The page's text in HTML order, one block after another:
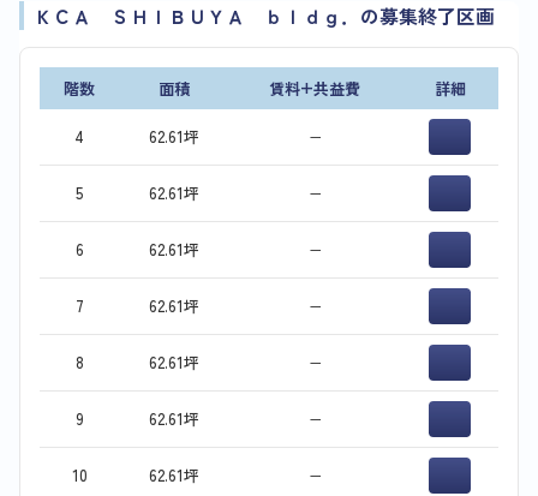
ＫＣＡ ＳＨＩＢＵＹＡ ｂｌｄｇ．の募集終了区画
階数 面積 賃料+共益費 詳細
4 62.61坪 −
5 62.61坪 −
6 62.61坪 −
7 62.61坪 −
8 62.61坪 −
9 62.61坪 −
10 62.61坪 −